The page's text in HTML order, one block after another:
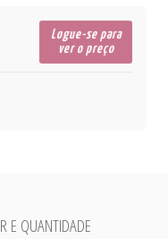
Logue-se para
ver o preço
E QUANTIDADE